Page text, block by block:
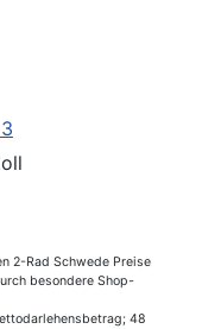
2-Rad Schwede Preise
besondere Shop-
48